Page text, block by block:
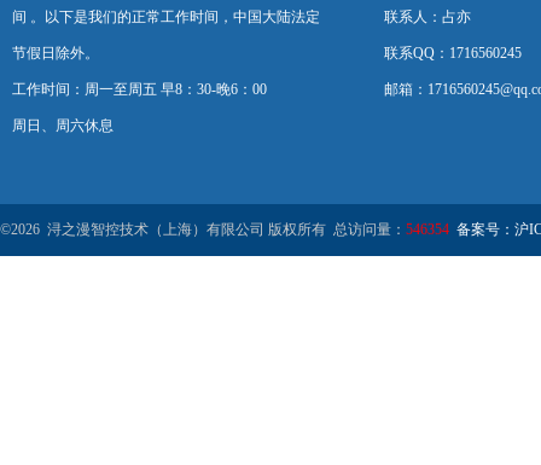
间 。以下是我们的正常工作时间，中国大陆法定
节假日除外。
工作时间：周一至周五 早8：30-晚6：00
周日、周六休息
联系人：占亦
联系QQ：1716560245
邮箱：
©2026 浔之漫智控技术（上海）有限公司 版权所有 总访问量： 546354 备案号：沪